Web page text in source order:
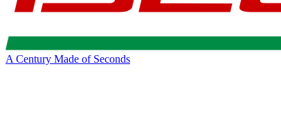
A Century Made of Seconds